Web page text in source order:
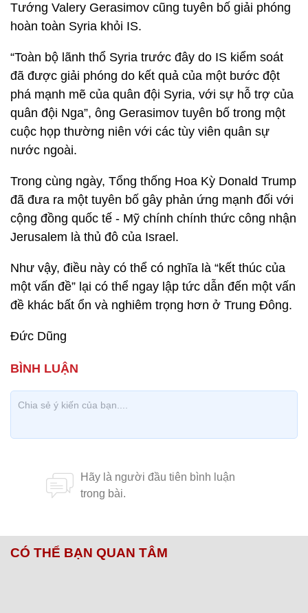
Tướng Valery Gerasimov cũng tuyên bố giải phóng
hoàn toàn Syria khỏi IS.
“Toàn bộ lãnh thổ Syria trước đây do IS kiểm soát
đã được giải phóng do kết quả của một bước đột
phá mạnh mẽ của quân đội Syria, với sự hỗ trợ của
quân đội Nga”, ông Gerasimov tuyên bố trong một
cuộc họp thường niên với các tùy viên quân sự
nước ngoài.
Trong cùng ngày, Tổng thống Hoa Kỳ Donald Trump
đã đưa ra một tuyên bố gây phản ứng mạnh đối với
cộng đồng quốc tế - Mỹ chính chính thức công nhận
Jerusalem là thủ đô của Israel.
Như vậy, điều này có thể có nghĩa là “kết thúc của
một vấn đề” lại có thể ngay lập tức dẫn đến một vấn
đề khác bất ổn và nghiêm trọng hơn ở Trung Đông.
Đức Dũng
CÓ THỂ BẠN QUAN TÂM